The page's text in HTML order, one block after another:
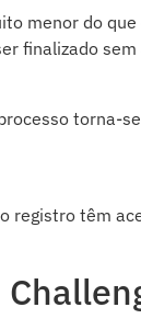
menor do
finalizado
torna-
registro têm